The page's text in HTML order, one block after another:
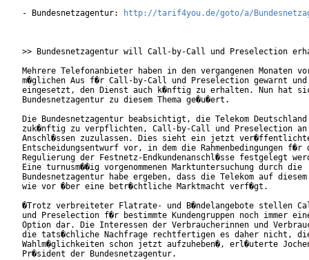
- Bundesnetzagentur:
http://tarif4you.de/goto/a/
>> Bundesnetzagentur will Call-by-Call und Preselection
Mehrere Telefonanbieter haben in den vergangenen Monaten
m�glichen Aus f�r Call-by-Call und Preselection gewarnt
eingesetzt, den Dienst auch k�nftig zu erhalten. Nun hat
Bundesnetzagentur zu diesem Thema ge�u�ert.
Die Bundesnetzagentur beabsichtigt, die Telekom Deutschland
zuk�nftig zu verpflichten, Call-by-Call und Preselection
Anschl�ssen zuzulassen. Dies sieht ein jetzt
Entscheidungsentwurf vor, in dem die Rahmenbedingungen f�r
Regulierung der Festnetz-Endkundenanschl�sse festgelegt
Eine turnusm��ig vorgenommenen Marktuntersuchung durch die
Bundesnetzagentur habe ergeben, dass die Telekom auf
wie vor �ber eine betr�chtliche Marktmacht verf�gt.
�Trotz verbreiteter Flatrate- und B�ndelangebote stellen
und Preselection f�r bestimmte Kundengruppen noch immer
Option dar. Die Interessen der Verbraucherinnen und
die tats�chliche Nachfrage rechtfertigen es daher nicht,
Wahlm�glichkeiten schon jetzt aufzuheben�, erl�uterte Jochen
Pr�sident der Bundesnetzagentur.